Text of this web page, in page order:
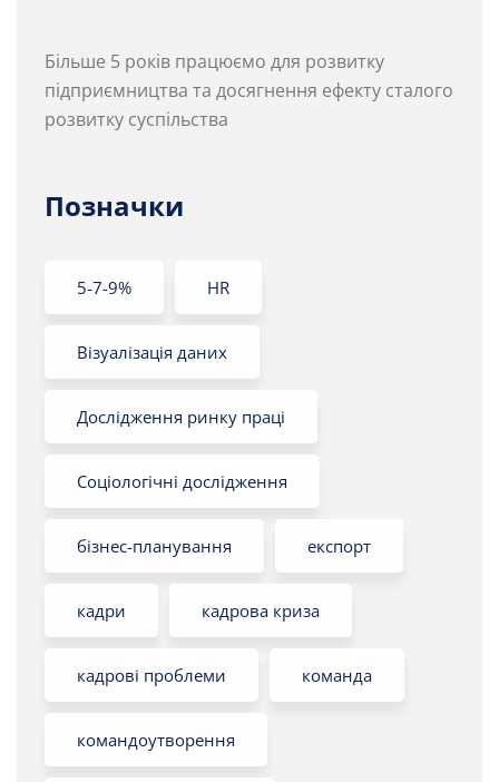
Більше 5 років працюємо для розвитку
підприємництва та досягнення ефекту сталого
розвитку суспільства
Позначки
5-7-9% HR
Візуалізація даних
Дослідження ринку праці
Соціологічні дослідження
бізнес-планування експорт
кадри кадрова криза
кадрові проблеми команда
командоутворення